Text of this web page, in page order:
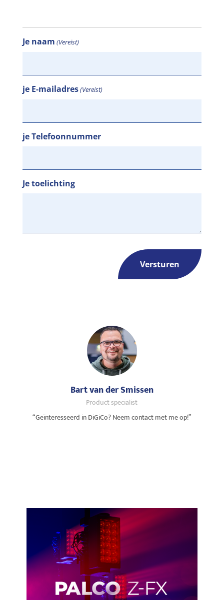
Je naam (Vereist)
je E-mailadres(Vereist)
je Telefoonnummer
Je toelichting
Bart van der Smissen
Product specialist
“Geïnteresseerd in DiGiCo? Neem contact met me op!”